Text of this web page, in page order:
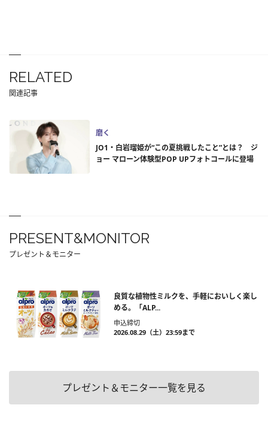
RELATED
関連記事
磨く
JO1・白岩瑠姫が“この夏挑戦したこと”とは？ ジ
ョー マローン体験型POP UPフォトコールに登場
PRESENT&MONITOR
プレゼント＆モニター
良質な植物性ミルクを、手軽においしく楽し
める。「ALP...
申込締切
2026.08.29（土）23:59まで
プレゼント＆モニター一覧を見る